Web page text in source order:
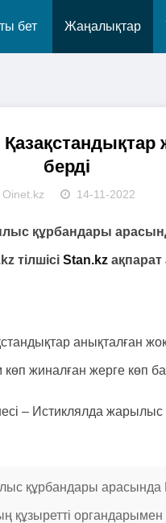
бет Жаңалықтар
берді
Oinet.kz 14-11-2022
құрбандары
тілшісі Stan.kz ақпарат
анықталған
көп жиналған жерге көп
– Истиклялда
құрбандары арасында
құзыретті органдарымен